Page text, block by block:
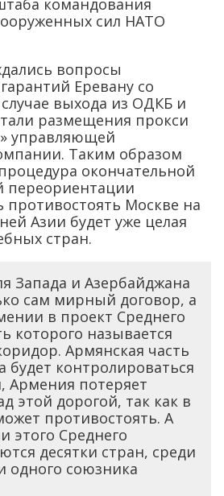
командования
сил НАТО
вопросы
Еревану со
выхода из ОДКБ и
размещения прокси
управляющей
Таким образом
окончательной
переориентации
Москве на
Азии будет уже целая
стран.
Запада и Азербайджана
сам мирный договор, а
в проект Среднего
которого называется
Армянская часть
будет контролироваться
Армения потеряет
этой дорогой, так как в
противостоять. А
этого Среднего
десятки стран, среди
одного союзника